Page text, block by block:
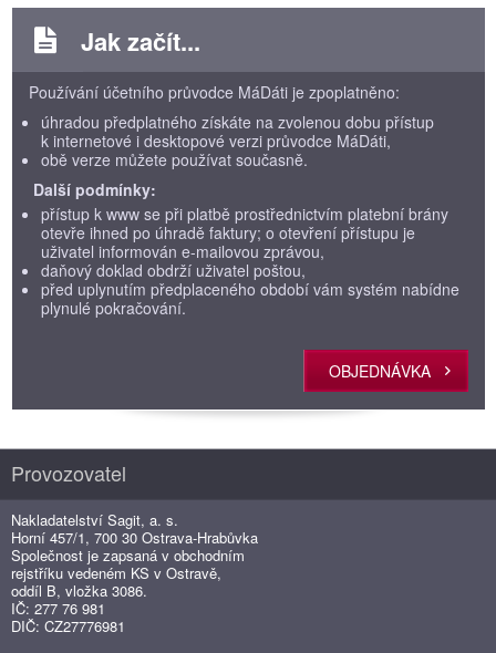
Jak začít...
Používání účetního průvodce MáDáti je zpoplatněno:
úhradou předplatného získáte na zvolenou dobu přístup
k internetové i desktopové verzi průvodce MáDáti,
obě verze můžete používat současně.
Další podmínky:
přístup k www se při platbě prostřednictvím platební brány
otevře ihned po úhradě faktury; o otevření přístupu je
uživatel informován e-mailovou zprávou,
daňový doklad obdrží uživatel poštou,
před uplynutím předplaceného období vám systém nabídne
plynulé pokračování.
OBJEDNÁVKA
Provozovatel
Nakladatelství Sagit, a. s.
Horní 457/1, 700 30 Ostrava-Hrabůvka
Společnost je zapsaná v obchodním
rejstříku vedeném KS v Ostravě,
oddíl B, vložka 3086.
IČ: 277 76 981
DIČ: CZ27776981